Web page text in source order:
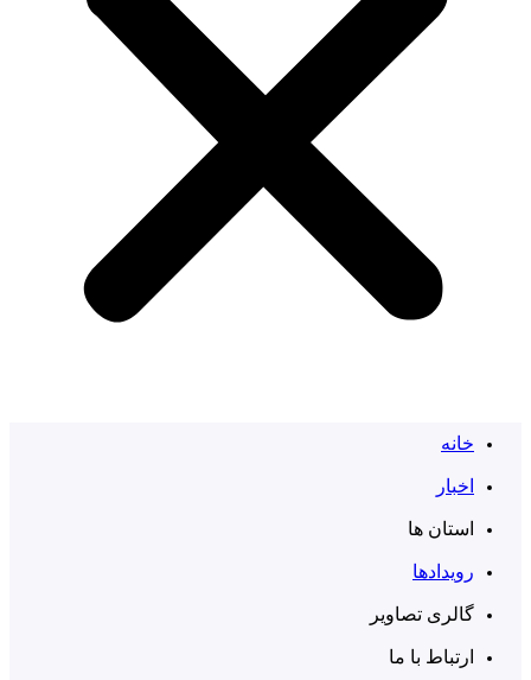
خانه
اخبار
استان ها
رویدادها
گالری تصاویر
ارتباط با ما